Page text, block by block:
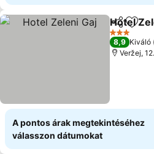
Hotel
3 Kategória
8,9 Kiváló
Veržej,
A pontos árak megtekintéséhez
válasszon dátumokat